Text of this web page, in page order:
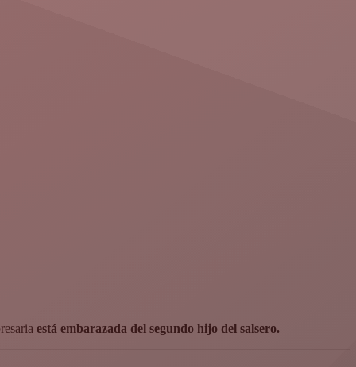
está embarazada del segundo hijo del salsero.